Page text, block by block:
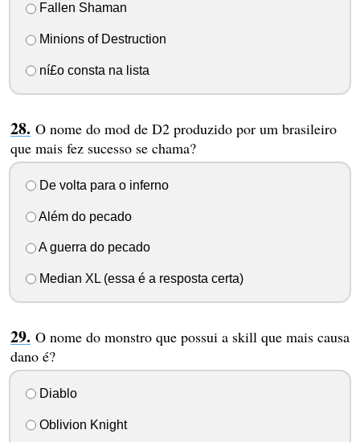
Fallen Shaman
Minions of Destruction
ní£o consta na lista
O nome do mod de D2 produzido por um brasileiro
que mais fez sucesso se chama?
De volta para o inferno
Além do pecado
A guerra do pecado
Median XL (essa é a resposta certa)
O nome do monstro que possui a skill que mais causa
dano é?
Diablo
Oblivion Knight